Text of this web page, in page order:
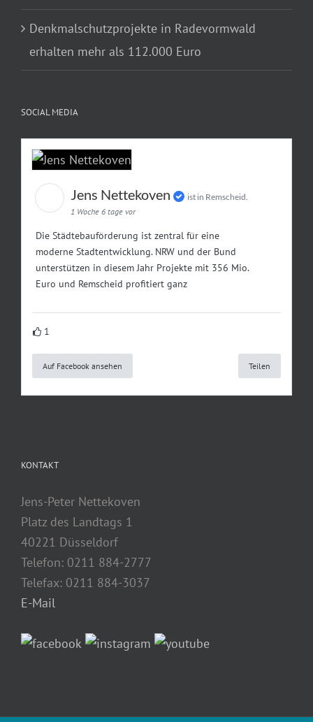
Denkmalschutzprojekte in Radevormwald
erhalten mehr als 112.000 Euro
SOCIAL MEDIA
Jens Nettekoven
ist in Remscheid.
1 Woche 6 tage vor
Die Städtebauförderung ist zentral für eine
moderne Stadtentwicklung. NRW und der Bund
unterstützen in diesem Jahr Projekte mit 356 Mio.
Euro und Remscheid profitiert ganz
1
Auf Facebook ansehen Teilen
KONTAKT
Jens-Peter Nettekoven
Platz des Landtags 1
40221 Düsseldorf
Telefon: 0211 884-2777
Telefax: 0211 884-3037
E-Mail